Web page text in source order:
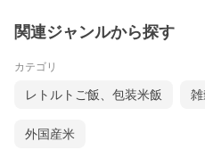
関連ジャンルから探す
カテゴリ
レトルトご飯、包装米飯
外国産米